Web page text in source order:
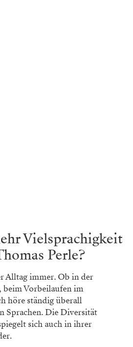
Vielsprachigkeit
Perle?
Alltag immer. Ob in der
beim Vorbeilaufen im
höre ständig überall
Sprachen. Die Diversität
sich auch in ihrer